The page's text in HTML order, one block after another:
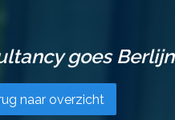
goes Berlijn
naar overzicht